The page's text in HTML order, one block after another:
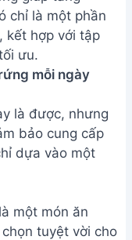
chỉ là một phần
kết hợp với tập
ưu.
mỗi ngày
là được, nhưng
bảo cung cấp
dựa vào một
một món ăn
tuyệt vời cho